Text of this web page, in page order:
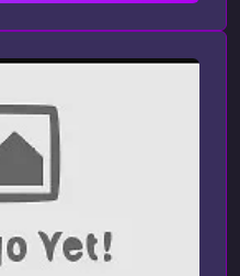
приложения.О
Ruby on Rails
инструменту для
Материал